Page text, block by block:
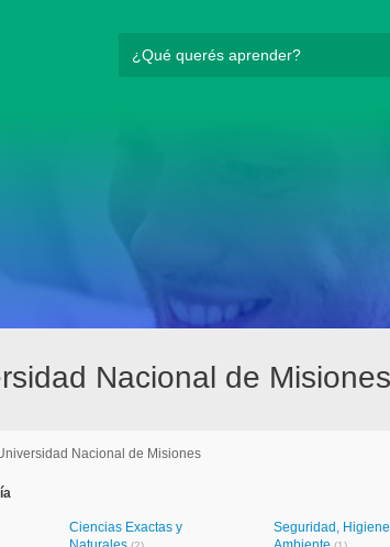
Nacional de
Nacional de Misiones
Ciencias Exactas y
Seguridad,